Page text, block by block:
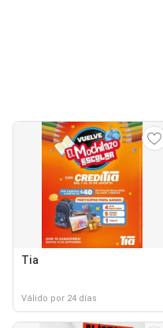
Tia
Válido por 24 días